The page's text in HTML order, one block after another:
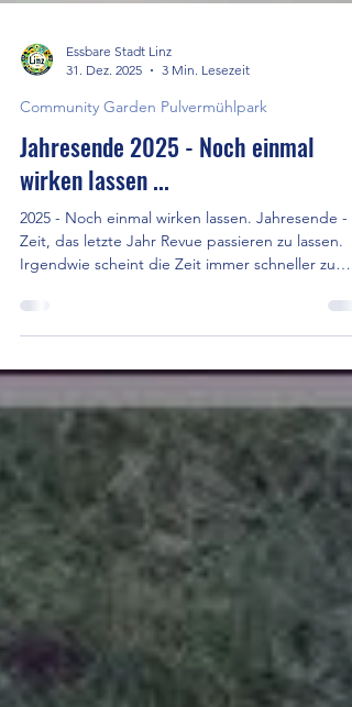
31. Dez. 2025
3 Min. Lesezeit
Community Garden Pulvermühlpark
Jahresende 2025 - Noch einmal
wirken lassen ...
2025 - Noch einmal wirken lassen. Jahresende -
Irgendwie scheint die Zeit immer schneller zu
vergehen, und dennoch können wir uns uns
Fotos der Erinnerung nachhelfen ...